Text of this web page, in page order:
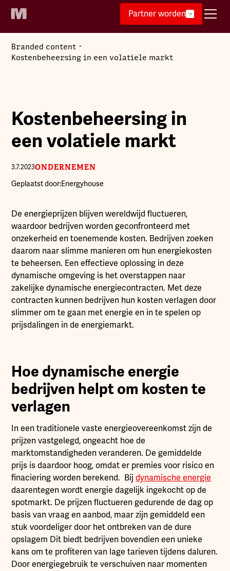
Partner worden
Branded content -
Kostenbeheersing in een volatiele markt
Kostenbeheersing in
een volatiele markt
3.7.2023ONDERNEMEN
Geplaatst door:Energyhouse
De energieprijzen blijven wereldwijd fluctueren,
waardoor bedrijven worden geconfronteerd met
onzekerheid en toenemende kosten. Bedrijven zoeken
daarom naar slimme manieren om hun energiekosten
te beheersen. Een effectieve oplossing in deze
dynamische omgeving is het overstappen naar
zakelijke dynamische energiecontracten. Met deze
contracten kunnen bedrijven hun kosten verlagen door
slimmer om te gaan met energie en in te spelen op
prijsdalingen in de energiemarkt.
Hoe dynamische energie
bedrijven helpt om kosten te
verlagen
In een traditionele vaste energieovereenkomst zijn de
prijzen vastgelegd, ongeacht hoe de
marktomstandigheden veranderen. De gemiddelde
prijs is daardoor hoog, omdat er premies voor risico en
finaciering worden berekend. Bijdynamische energie
daarentegen wordt energie dagelijk ingekocht op de
spotmarkt. De prijzen fluctueren gedurende de dag op
basis van vraag en aanbod, maar zijn gemiddeld een
stuk voordeliger door het ontbreken van de dure
opslagem Dit biedt bedrijven bovendien een unieke
kans om te profiteren van lage tarieven tijdens daluren.
Door energiegebruik te verschuiven naar momenten